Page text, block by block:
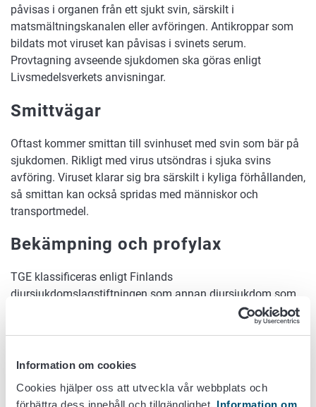
Information om cookies
Cookies hjälper oss att utveckla vår webbplats och
förbättra dess innehåll och tillgänglighet. Information om
påvisas i organen från ett sjukt svin, särskilt i
matsmältningskanalen eller avföringen. Antikroppar som
bildats mot viruset kan påvisas i svinets serum.
Provtagning avseende sjukdomen ska göras enligt
Livsmedelsverkets anvisningar.
Smittvägar
Oftast kommer smittan till svinhuset med svin som bär på
sjukdomen. Rikligt med virus utsöndras i sjuka svins
avföring. Viruset klarar sig bra särskilt i kyliga förhållanden,
så smittan kan också spridas med människor och
transportmedel.
Bekämpning och profylax
TGE klassificeras enligt Finlands
djursjukdomslagstiftningen som annan djursjukdom som
ska bekämpas (325/2021). Om veterinären, djurets ägare
eller någon annan person som genom arbete eller hobby är
anmäla detta till den officiella veterinären så snart som